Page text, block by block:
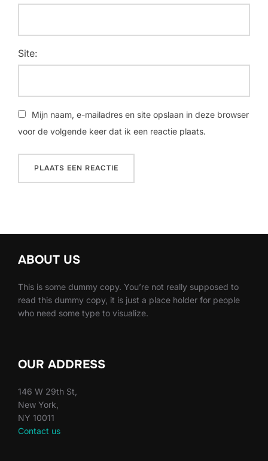
Site:
Mijn naam, e-mailadres en site opslaan in deze browser
voor de volgende keer dat ik een reactie plaats.
ABOUT US
This is some dummy copy. You’re not really supposed to
read this dummy copy, it is just a place holder for people
who need some type to visualize.
OUR ADDRESS
146 W 29th St,
New York,
NY 10011
Contact us